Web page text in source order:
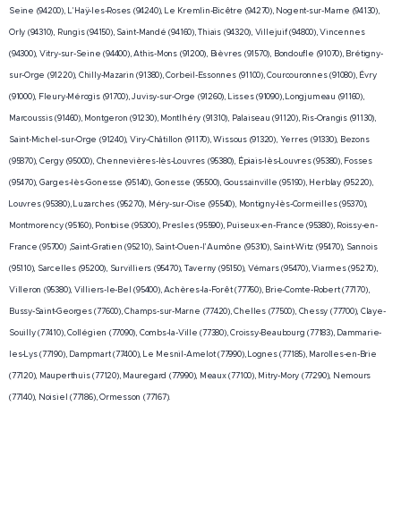
Seine (94200), L'Haÿ-les-Roses (94240), Le Kremlin-Bicêtre (94270), Nogent-sur-Marne (94130),
Orly (94310), Rungis (94150), Saint-Mandé (94160), Thiais (94320), Villejuif (94800), Vincennes
(94300), Vitry-sur-Seine (94400), Athis-Mons (91200), Bièvres (91570), Bondoufle (91070), Brétigny-
sur-Orge (91220), Chilly-Mazarin (91380), Corbeil-Essonnes (91100), Courcouronnes (91080), Évry
(91000), Fleury-Mérogis (91700), Juvisy-sur-Orge (91260), Lisses (91090), Longjumeau (91160),
Marcoussis (91460), Montgeron (91230), Montlhéry (91310), Palaiseau (91120), Ris-Orangis (91130),
Saint-Michel-sur-Orge (91240), Viry-Châtillon (91170), Wissous (91320), Yerres (91330), Bezons
(95870), Cergy (95000), Chennevières-lès-Louvres (95380), Épiais-lès-Louvres (95380), Fosses
(95470), Garges-lès-Gonesse (95140), Gonesse (95500), Goussainville (95190), Herblay (95220),
Louvres (95380), Luzarches (95270), Méry-sur-Oise (95540), Montigny-lès-Cormeilles (95370),
Montmorency (95160), Pontoise (95300), Presles (95590), Puiseux-en-France (95380), Roissy-en-
France (95700) ,Saint-Gratien (95210), Saint-Ouen-l'Aumône (95310), Saint-Witz (95470), Sannois
(95110), Sarcelles (95200), Survilliers (95470), Taverny (95150), Vémars (95470), Viarmes (95270),
Villeron (95380), Villiers-le-Bel (95400), Achères-la-Forêt (77760), Brie-Comte-Robert (77170),
Bussy-Saint-Georges (77600), Champs-sur-Marne (77420), Chelles (77500), Chessy (77700), Claye-
Souilly (77410), Collégien (77090), Combs-la-Ville (77380), Croissy-Beaubourg (77183), Dammarie-
les-Lys (77190), Dampmart (77400), Le Mesnil-Amelot (77990), Lognes (77185), Marolles-en-Brie
(77120), Mauperthuis (77120), Mauregard (77990), Meaux (77100), Mitry-Mory (77290), Nemours
(77140), Noisiel (77186), Ormesson (77167).